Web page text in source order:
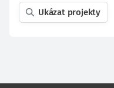
Ukázat projekty